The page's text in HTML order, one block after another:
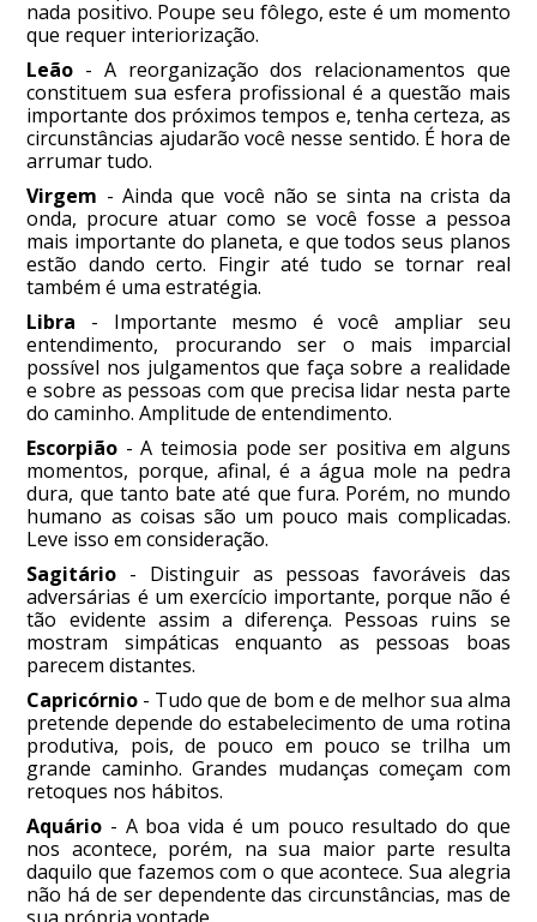
nada positivo. Poupe seu fôlego, este é um momento
que requer interiorização.
Leão - A reorganização dos relacionamentos que
constituem sua esfera profissional é a questão mais
importante dos próximos tempos e, tenha certeza, as
circunstâncias ajudarão você nesse sentido. É hora de
arrumar tudo.
Virgem - Ainda que você não se sinta na crista da
onda, procure atuar como se você fosse a pessoa
mais importante do planeta, e que todos seus planos
estão dando certo. Fingir até tudo se tornar real
também é uma estratégia.
Libra - Importante mesmo é você ampliar seu
entendimento, procurando ser o mais imparcial
possível nos julgamentos que faça sobre a realidade
e sobre as pessoas com que precisa lidar nesta parte
do caminho. Amplitude de entendimento.
Escorpião - A teimosia pode ser positiva em alguns
momentos, porque, afinal, é a água mole na pedra
dura, que tanto bate até que fura. Porém, no mundo
humano as coisas são um pouco mais complicadas.
Leve isso em consideração.
Sagitário - Distinguir as pessoas favoráveis das
adversárias é um exercício importante, porque não é
tão evidente assim a diferença. Pessoas ruins se
mostram simpáticas enquanto as pessoas boas
parecem distantes.
Capricórnio - Tudo que de bom e de melhor sua alma
pretende depende do estabelecimento de uma rotina
produtiva, pois, de pouco em pouco se trilha um
grande caminho. Grandes mudanças começam com
retoques nos hábitos.
Aquário - A boa vida é um pouco resultado do que
nos acontece, porém, na sua maior parte resulta
daquilo que fazemos com o que acontece. Sua alegria
não há de ser dependente das circunstâncias, mas de